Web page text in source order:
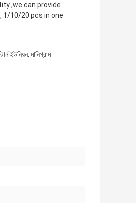
,we can provide
1/10/20 pcs in one
ইউনিয়ন, মানিগ্রাম